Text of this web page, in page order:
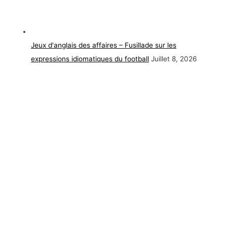
Jeux d'anglais des affaires – Fusillade sur les
expressions idiomatiques du football Juillet 8, 2026